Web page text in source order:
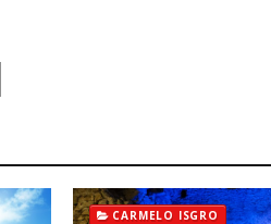
CARMELO ISGRO